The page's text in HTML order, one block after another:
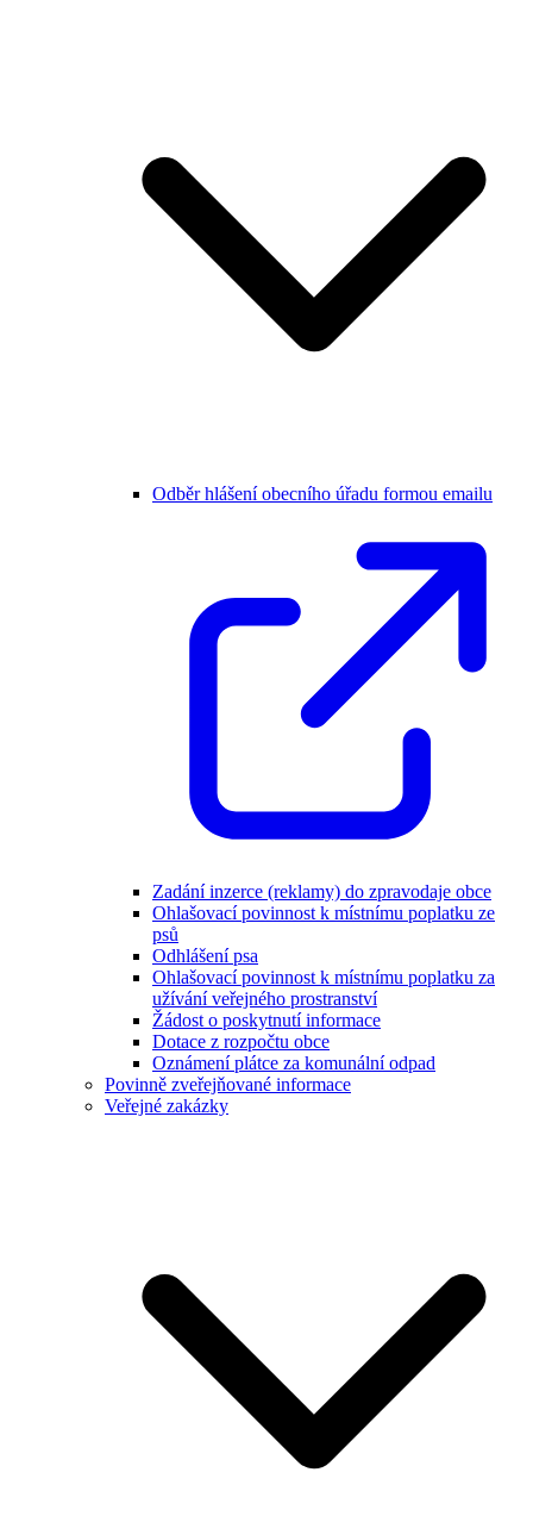
Odběr hlášení obecního úřadu formou emailu
Zadání inzerce (reklamy) do zpravodaje obce
Ohlašovací povinnost k místnímu poplatku ze
psů
Odhlášení psa
Ohlašovací povinnost k místnímu poplatku za
užívání veřejného prostranství
Žádost o poskytnutí informace
Dotace z rozpočtu obce
Oznámení plátce za komunální odpad
Povinně zveřejňované informace
Veřejné zakázky